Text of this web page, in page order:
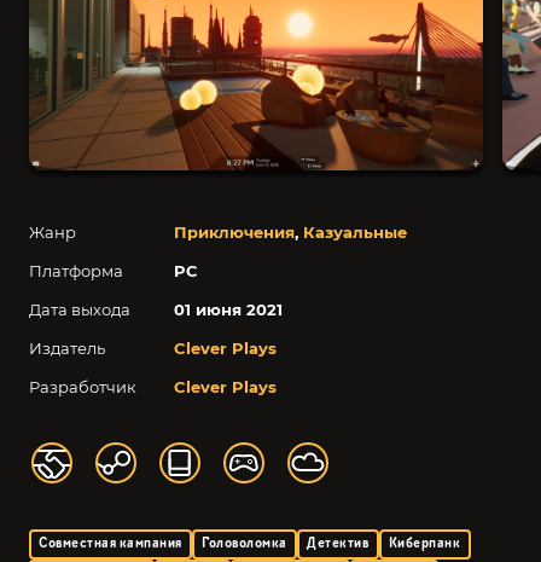
Жанр Приключения, Казуальные
Платформа
PC
Дата выхода
01 июня 2021
Издатель
Clever Plays
Разработчик
Clever Plays
Совместная кампания Головоломка Детектив
Киберпанк